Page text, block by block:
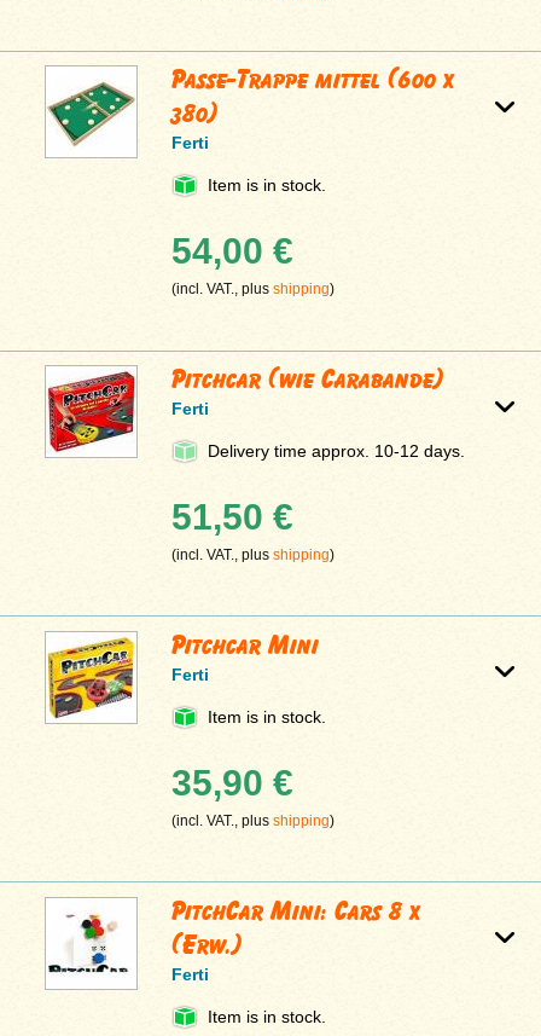
Passe-Trappe mittel (600 x
380)
Ferti
Item is in stock.
54,00 €
(incl. VAT., plusshipping)
Pitchcar (wie Carabande)
Ferti
Delivery time approx. 10-12 days.
51,50 €
(incl. VAT., plusshipping)
Pitchcar Mini
Ferti
Item is in stock.
35,90 €
(incl. VAT., plusshipping)
PitchCar Mini: Cars 8 x
(Erw.)
Ferti
Item is in stock.